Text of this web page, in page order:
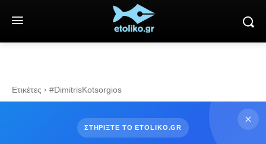
Ετικέτες #DimitrisKotsorgios
ΣΤΗΡΙΞΤΕ ΤΟ ETOLIKO.GR